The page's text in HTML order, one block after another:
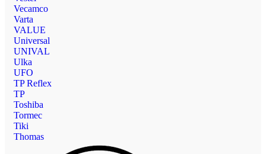
Vecamco
Varta
VALUE
Universal
UNIVAL
Ulka
UFO
TP Reflex
TP
Toshiba
Tormec
Tiki
Thomas